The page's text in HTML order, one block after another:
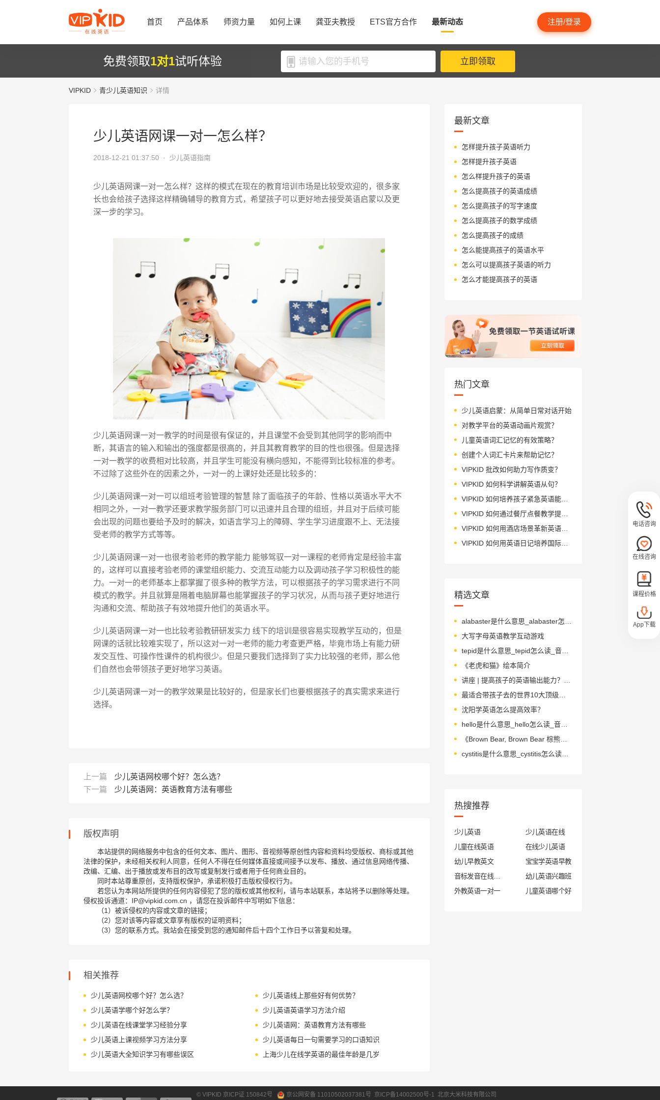
首页 产品体系 师资力量 如何上课 龚亚夫教授 ETS官方合作 最新动态 注册/登录
免费领取1对1试听体验 立即领取
VIPKID 青少儿英语知识 详情
少儿英语网课一对一怎么样？
2018-12-21 01:37:50 · 少儿英语指南
少儿英语网课一对一怎么样？这样的模式在现在的教育培训市场是比较受欢迎的，很多家
长也会给孩子选择这样精确辅导的教育方式，希望孩子可以更好地去接受英语启蒙以及更
深一步的学习。
少儿英语网课一对一教学的时间是很有保证的，并且课堂不会受到其他同学的影响而中
断，其语言的输入和输出的强度都是很高的，并且其教育教学的目的性也很强。但是选择
一对一教学的收费相对比较高，并且学生可能没有横向感知，不能得到比较标准的参考。
不过除了这些外在的因素之外，一对一的上课好处还是比较多的：
少儿英语网课一对一可以组班考验管理的智慧 除了面临孩子的年龄、性格以英语水平大不
相同之外，一对一教学还要求教学服务部门可以迅速并且合理的组班，并且对于后续可能
会出现的问题也要给予及时的解决，如语言学习上的障碍、学生学习进度跟不上、无法接
受老师的教学方式等等。
少儿英语网课一对一也很考验老师的教学能力 能够驾驭一对一课程的老师肯定是经验丰富
的，这样可以直接考验老师的课堂组织能力、交流互动能力以及调动孩子学习积极性的能
力。一对一的老师基本上都掌握了很多种的教学方法，可以根据孩子的学习需求进行不同
模式的教学。并且就算是隔着电脑屏幕也能掌握孩子的学习状况，从而与孩子更好地进行
沟通和交流、帮助孩子有效地提升他们的英语水平。
少儿英语网课一对一也比较考验教研研发实力 线下的培训是很容易实现教学互动的，但是
网课的话就比较难实现了，所以这对一对一老师的能力考查更严格，毕竟市场上有能力研
发交互性、可操作性课件的机构很少。但是只要我们选择到了实力比较强的老师，那么他
们自然也会带领孩子更好地学习英语。
少儿英语网课一对一的教学效果是比较好的，但是家长们也要根据孩子的真实需求来进行
选择。
上一篇
少儿英语网校哪个好？怎么选？
下一篇
少儿英语网：英语教育方法有哪些
版权声明
本站提供的网络服务中包含的任何文本、图片、图形、音视频等原创性内容和资料均受版权、商标或其他
法律的保护，未经相关权利人同意，任何人不得在任何媒体直接或间接予以发布、播放、通过信息网络传播、
改编、汇编、出于播放或发布目的改写或复制发行或者用于任何商业目的。
同时本站尊重原创，支持版权保护，承诺积极打击版权侵权行为。
若您认为本网站所提供的任何内容侵犯了您的版权或其他权利，请与本站联系，本站将予以删除等处理。
侵权投诉通道：IP@vipkid.com.cn ，请您在投诉邮件中写明如下信息：
（1）被诉侵权的内容或文章的链接；
（2）您对该等内容或文章享有版权的证明资料；
（3）您的联系方式。我站会在接受到您的通知邮件后十四个工作日予以答复和处理。
相关推荐
少儿英语网校哪个好？怎么选？
少儿英语线上那些好有何优势？
少儿英语学哪个好怎么学？
少儿英语英语学习方法介绍
少儿英语在线课堂学习经验分享
少儿英语网：英语教育方法有哪些
少儿英语上课视频学习方法分享
少儿英语每日一句需要学习的口语知识
少儿英语大全知识学习有哪些误区
上海少儿在线学英语的最佳年龄是几岁
最新文章
怎样提升孩子英语听力
怎样提升孩子英语
怎么样提升孩子的英语
怎么提高孩子的英语成绩
怎么提高孩子的写字速度
怎么提高孩子的数学成绩
怎么提高孩子的成绩
怎么能提高孩子的英语水平
怎么可以提高孩子英语的听力
怎么才能提高孩子的英语
热门文章
少儿英语启蒙：从简单日常对话开始
对教学平台的英语动画片观赏？
儿童英语词汇记忆的有效策略？
创建个人词汇卡片来帮助记忆？
VIPKID 批改如何助力写作质变？
VIPKID 如何科学讲解英语从句？
VIPKID 如何培养孩子紧急英语能力？
VIPKID 如何通过餐厅点餐教学提升少儿英语应用能力？
VIPKID 如何用酒店场景革新英语教学？
VIPKID 如何用英语日记培养国际化人才？
精选文章
大写字母英语教学互动游戏
tepid是什么意思_tepid怎么读_音标ˈtepɪd
《老虎和猫》绘本简介
沈阳学英语怎么提高效率？
hello是什么意思_hello怎么读_音标hə'ləʊ
《Brown Bear, Brown Bear 棕熊、棕熊，你看到了什么？》绘本简介
cystitis是什么意思_cystitis怎么读_音标sɪˈstaɪtɪs
热搜推荐
少儿英语
少儿英语在线
儿童在线英语
在线少儿英语
幼儿早教英文
宝宝学英语早教
幼儿英语兴趣班
外教英语一对一
儿童英语哪个好
电话咨询
在线咨询
课程价格
App下载
© VIPKID 京ICP证 150842号 京公网安备 11010502037381号 京ICP备14002500号-1 北京大米科技有限公司